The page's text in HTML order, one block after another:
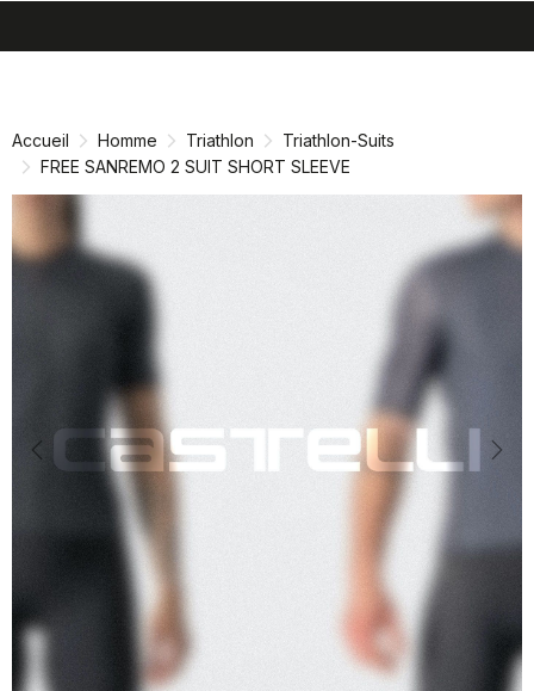
directement
navigation
directement
Accueil Homme Triathlon
Triathlon-Suits
FREE SANREMO 2 SUIT SHORT SLEEVE
Previous